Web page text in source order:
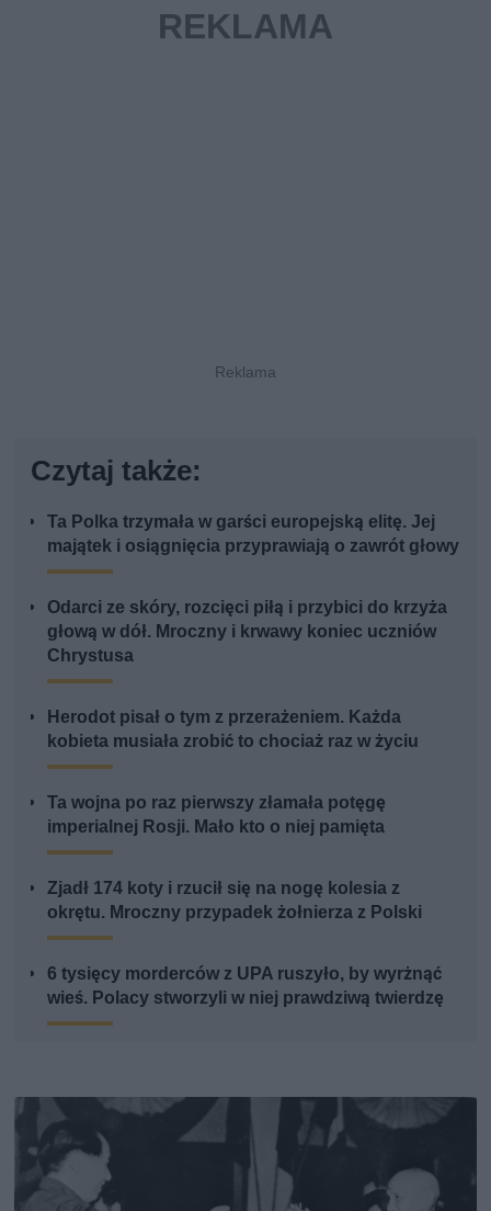
Czytaj także:
Ta Polka trzymała w garści europejską elitę. Jej
majątek i osiągnięcia przyprawiają o zawrót głowy
Odarci ze skóry, rozcięci piłą i przybici do krzyża
głową w dół. Mroczny i krwawy koniec uczniów
Chrystusa
Herodot pisał o tym z przerażeniem. Każda
kobieta musiała zrobić to chociaż raz w życiu
Ta wojna po raz pierwszy złamała potęgę
imperialnej Rosji. Mało kto o niej pamięta
Zjadł 174 koty i rzucił się na nogę kolesia z
okrętu. Mroczny przypadek żołnierza z Polski
6 tysięcy morderców z UPA ruszyło, by wyrżnąć
wieś. Polacy stworzyli w niej prawdziwą twierdzę